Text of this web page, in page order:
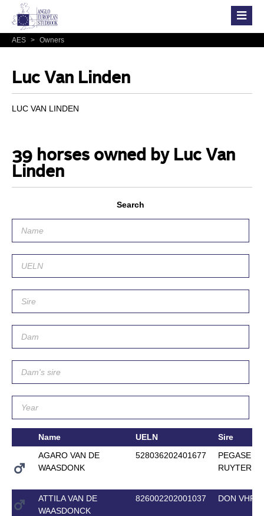
AES > Owners
Luc Van Linden
LUC VAN LINDEN
39 horses owned by Luc Van
Linden
Search
Name UELN
Sire
AGARO VAN DE
WAASDONK
528036202401677
PEGASE
ATTILA VAN DE
WAASDONCK
826002202001037 DON VHP Z